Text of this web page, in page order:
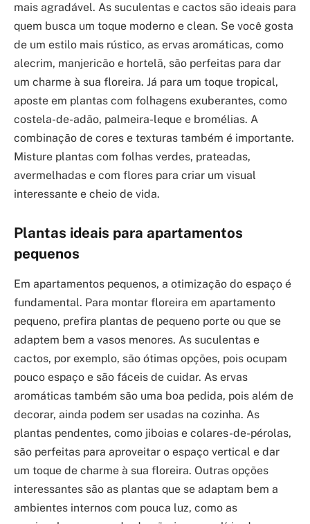
mais agradável. As suculentas e cactos são ideais para
quem busca um toque moderno e clean. Se você gosta
de um estilo mais rústico, as ervas aromáticas, como
alecrim, manjericão e hortelã, são perfeitas para dar
um charme à sua floreira. Já para um toque tropical,
aposte em plantas com folhagens exuberantes, como
costela-de-adão, palmeira-leque e bromélias. A
combinação de cores e texturas também é importante.
Misture plantas com folhas verdes, prateadas,
avermelhadas e com flores para criar um visual
interessante e cheio de vida.
Plantas ideais para apartamentos
pequenos
Em apartamentos pequenos, a otimização do espaço é
fundamental. Para montar floreira em apartamento
pequeno, prefira plantas de pequeno porte ou que se
adaptem bem a vasos menores. As suculentas e
cactos, por exemplo, são ótimas opções, pois ocupam
pouco espaço e são fáceis de cuidar. As ervas
aromáticas também são uma boa pedida, pois além de
decorar, ainda podem ser usadas na cozinha. As
plantas pendentes, como jiboias e colares-de-pérolas,
são perfeitas para aproveitar o espaço vertical e dar
um toque de charme à sua floreira. Outras opções
interessantes são as plantas que se adaptam bem a
ambientes internos com pouca luz, como as